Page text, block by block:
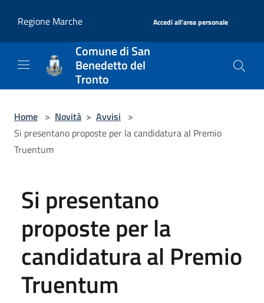
Regione Marche
Accedi all'area personale
Comune di San
Benedetto del
Tronto
Home > Novità > Avvisi >
Si presentano proposte per la candidatura al Premio
Truentum
Si presentano
proposte per la
candidatura al Premio
Truentum